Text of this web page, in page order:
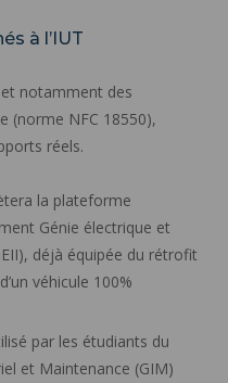
à l’IUT
et notamment des
(norme NFC 18550),
réels.
la plateforme
Génie électrique et
déjà équipée du rétrofit
véhicule 100%
par les étudiants du
et Maintenance (GIM)